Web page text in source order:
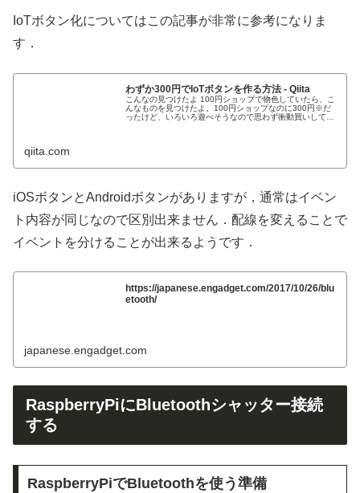
IoTボタン化についてはこの記事が非常に参考になりま
す．
わずか300円でIoTボタンを作る方法 - Qiita
こんなの見つけたよ 100円ショップで物色していたら、こ
んなものを見つけたよ。100円ショップなのに300円※だ
ったけど、いろいろ遊べそうなので思わず衝動買いしてし
qiita.com
iOSボタンとAndroidボタンがありますが，通常はイベン
ト内容が同じなので区別出来ません．配線を変えることで
イベントを分けることが出来るようです．
https://japanese.engadget.com/2017/10/26/blu
etooth/
japanese.engadget.com
RaspberryPiにBluetoothシャッター接続
する
RaspberryPiでBluetoothを使う準備